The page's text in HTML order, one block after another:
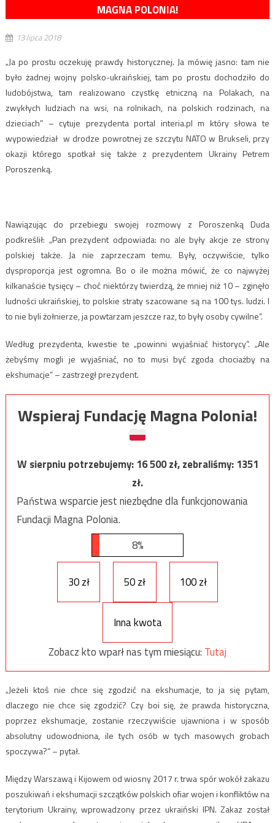
MAGNA POLONIA!
13 lipca 2018
„Ja po prostu oczekuję prawdy historycznej. Ja mówię jasno: tam nie
było żadnej wojny polsko-ukraińskiej, tam po prostu dochodziło do
ludobójstwa, tam realizowano czystkę etniczną na Polakach, na
zwykłych ludziach na wsi, na rolnikach, na polskich rodzinach, na
dzieciach” – cytuje prezydenta portal interia.pl m który słowa te
wypowiedział w drodze powrotnej ze szczytu NATO w Brukseli, przy
okazji którego spotkał się także z prezydentem Ukrainy Petrem
Poroszenką.
Nawiązując do przebiegu swojej rozmowy z Poroszenką Duda
podkreślił: „Pan prezydent odpowiada: no ale były akcje ze strony
polskiej także. Ja nie zaprzeczam temu. Były, oczywiście, tylko
dysproporcja jest ogromna. Bo o ile można mówić, że co najwyżej
kilkanaście tysięcy – choć niektórzy twierdzą, że mniej niż 10 – zginęło
ludności ukraińskiej, to polskie straty szacowane są na 100 tys. ludzi. I
to nie byli żołnierze, ja powtarzam jeszcze raz, to były osoby cywilne”.
Według prezydenta, kwestie te „powinni wyjaśniać historycy”. „Ale
żebyśmy mogli je wyjaśniać, no to musi być zgoda chociażby na
ekshumacje” – zastrzegł prezydent.
Wspieraj Fundację Magna Polonia!
W sierpniu potrzebujemy:16 500zł, zebraliśmy:1351
zł.
Państwa wsparcie jest niezbędne dla funkcjonowania
Fundacji Magna Polonia.
8%
30 zł 50 zł 100 zł
Inna kwota
Zobacz kto wparł nas tym miesiącu: Tutaj
„Jeżeli ktoś nie chce się zgodzić na ekshumacje, to ja się pytam,
dlaczego nie chce się zgodzić? Czy boi się, że prawda historyczna,
poprzez ekshumacje, zostanie rzeczywiście ujawniona i w sposób
absolutny udowodniona, ile tych osób w tych masowych grobach
spoczywa?” – pytał.
Między Warszawą i Kijowem od wiosny 2017 r. trwa spór wokół zakazu
poszukiwań i ekshumacji szczątków polskich ofiar wojen i konfliktów na
terytorium Ukrainy, wprowadzony przez ukraiński IPN. Zakaz został